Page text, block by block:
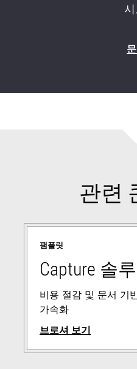
관련
팸플릿
Capture 솔
비용 절감 및 문서 기
가속화
브로셔 보기